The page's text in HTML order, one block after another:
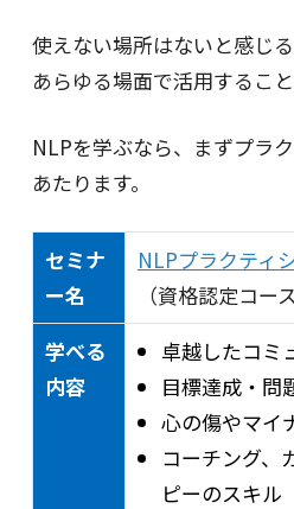
使えない場所はないと感じ
あらゆる場面で活用すること
NLPを学ぶなら、まずプラ
あたります。
セミナ
ー名
NLPプラクティ
（資格認定コース
学べる
内容
卓越したコミ
目標達成・問
心の傷やマイ
コーチング、
ピーのスキル